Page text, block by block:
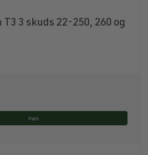
3 skuds 22-250, 260 og
Køb